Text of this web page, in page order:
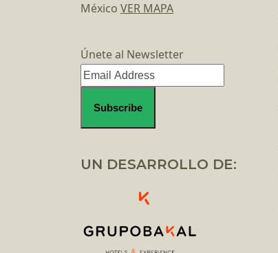
México VER MAPA
Únete al Newsletter
UN DESARROLLO DE: